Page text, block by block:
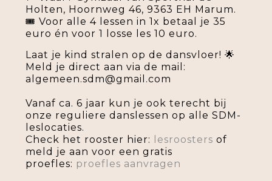
Holten, Hoornweg 46, 9363 EH Marum.
🎟️ Voor alle 4 lessen in 1x betaal je 35
euro én voor 1 losse les 10 euro.
Laat je kind stralen op de dansvloer! 🌟
Meld je direct aan via de mail:
algemeen.sdm@gmail.com
Vanaf ca. 6 jaar kun je ook terecht bij
onze reguliere danslessen op alle SDM-
leslocaties.
Check het rooster hier:
lesroosters of
meld je aan voor een gratis
proefles: proefles aanvragen